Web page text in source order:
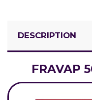
DESCRIPTION
FRAVAP